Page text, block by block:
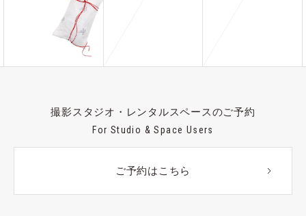
撮影スタジオ・レンタルスペースのご予約
For Studio & Space Users
ご予約はこちら